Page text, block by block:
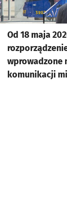
Od 18 maja
wprowadzone
komunikacji